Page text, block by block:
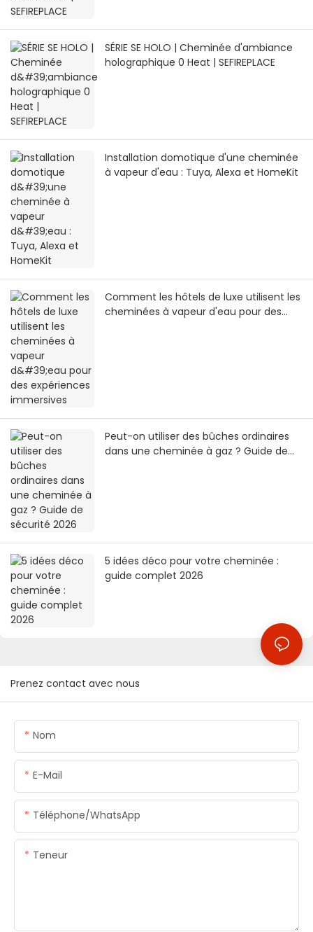
SÉRIE SE HOLO | Cheminée d'ambiance
holographique 0 Heat | SEFIREPLACE
Installation domotique d'une cheminée
à vapeur d'eau : Tuya, Alexa et HomeKit
Comment les hôtels de luxe utilisent les
cheminées à vapeur d'eau pour des
Peut-on utiliser des bûches ordinaires
dans une cheminée à gaz ? Guide de
5 idées déco pour votre cheminée :
guide complet 2026
Prenez contact avec nous
Nom
E-Mail
Téléphone/WhatsApp
Teneur